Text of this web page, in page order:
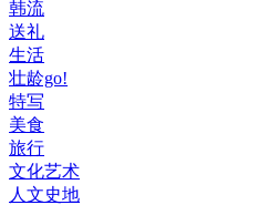
韩流
送礼
生活
壮龄go!
特写
美食
旅行
文化艺术
人文史地